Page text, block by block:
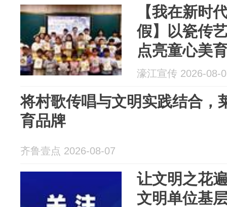
【我在新时
假】以瓷传
点亮童心美
濠江宣传 2026-08-
将村歌传唱与文明实践结合，
育品牌
齐鲁壹点 2026-08-07
让​文明之花
文明单位基